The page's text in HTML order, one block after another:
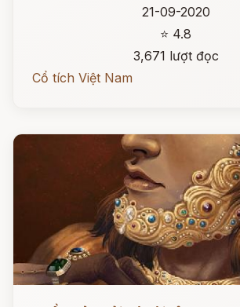
21-09-2020
⭐ 4.8
3,671 lượt đọc
Cổ tích Việt Nam
Đọc ngay